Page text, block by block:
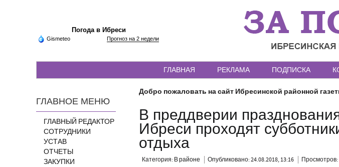
Погода в Ибреси
Gismeteo Прогноз на 2 недели
ГЛАВНАЯ РЕКЛАМА ПОДПИСКА
ГЛАВНОЕ МЕНЮ
ГЛАВНЫЙ РЕДАКТОР
СОТРУДНИКИ
УСТАВ
ОТЧЕТЫ
ЗАКУПКИ
Добро пожаловать на сайт Ибресинской районной
В преддверии
Ибреси проходят
отдыха
Категория: В районе Опубликовано: 24.08.2018, 13:16 Просмотров: